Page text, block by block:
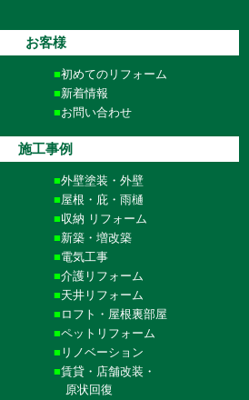
お客様
初めてのリフォーム
新着情報
お問い合わせ
施工事例
外壁塗装・外壁
屋根・庇・雨樋
収納 リフォーム
新築・増改築
電気工事
介護リフォーム
天井リフォーム
ロフト・屋根裏部屋
ペットリフォーム
リノベーション
賃貸・店舗改装・
原状回復